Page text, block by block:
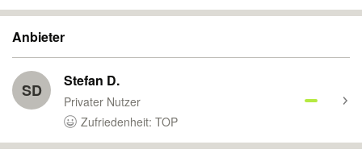
Anbieter
SD Stefan D.
Privater Nutzer
Zufriedenheit: TOP